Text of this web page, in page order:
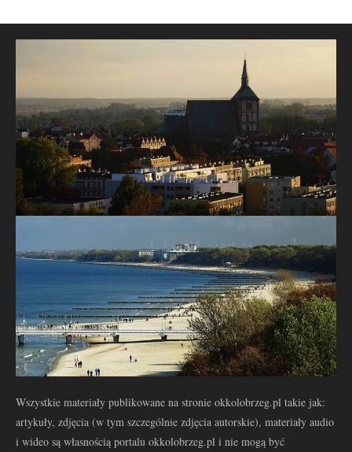
Wszystkie materiały publikowane na stronie okkolobrzeg.pl takie jak:
artykuły, zdjęcia (w tym szczególnie zdjęcia autorskie), materiały audio
i wideo są własnością portalu okkolobrzeg.pl i nie mogą być